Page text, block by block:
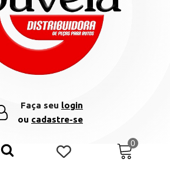
Faça seu login
ou cadastre-se